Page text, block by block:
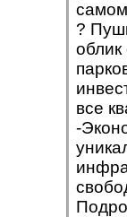
?
все
-